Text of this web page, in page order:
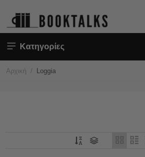
Κατηγορίες
Αρχική / Loggia